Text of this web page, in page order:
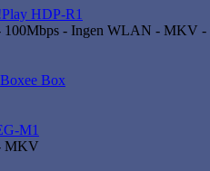
HDP-R1
- Ingen WLAN - MKV -
Box
M1
MKV